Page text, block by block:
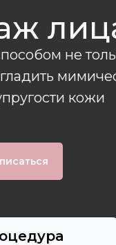
не
кожи